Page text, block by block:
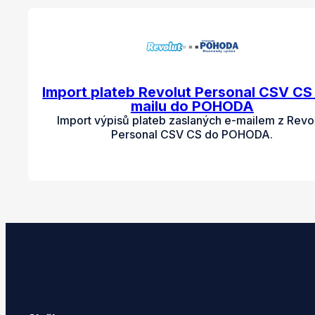
Import plateb Revolut Personal CSV CS
mailu do POHODA
Import výpisů plateb zaslaných e-mailem z
Personal CSV CS do POHODA.